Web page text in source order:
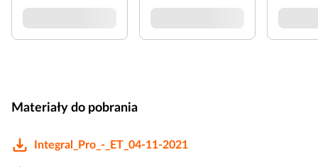
Materiały do pobrania
Integral_Pro_-_ET_04-11-2021